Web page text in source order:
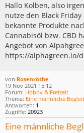
Hallo Kolben, also
nutze den Black
bekannte Produkte
Cannabisöl bzw. CBD
Angebot von
https://alphagreen.io/
von Rosenröthe
19 Nov 2021 15:12
Forum: Hobby & Freizeit
Thema: Eine männliche
Antworten: 1
Zugriffe: 20923
Eine männliche